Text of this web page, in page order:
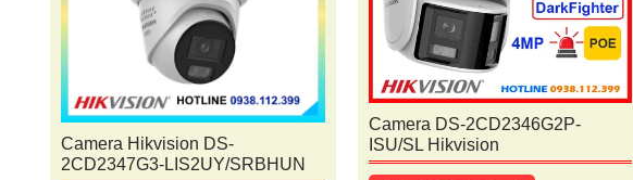
Camera Hikvision DS-
2CD2347G3-LIS2UY/SRBHUN
Camera DS-2CD2346G2P-
ISU/SL Hikvision